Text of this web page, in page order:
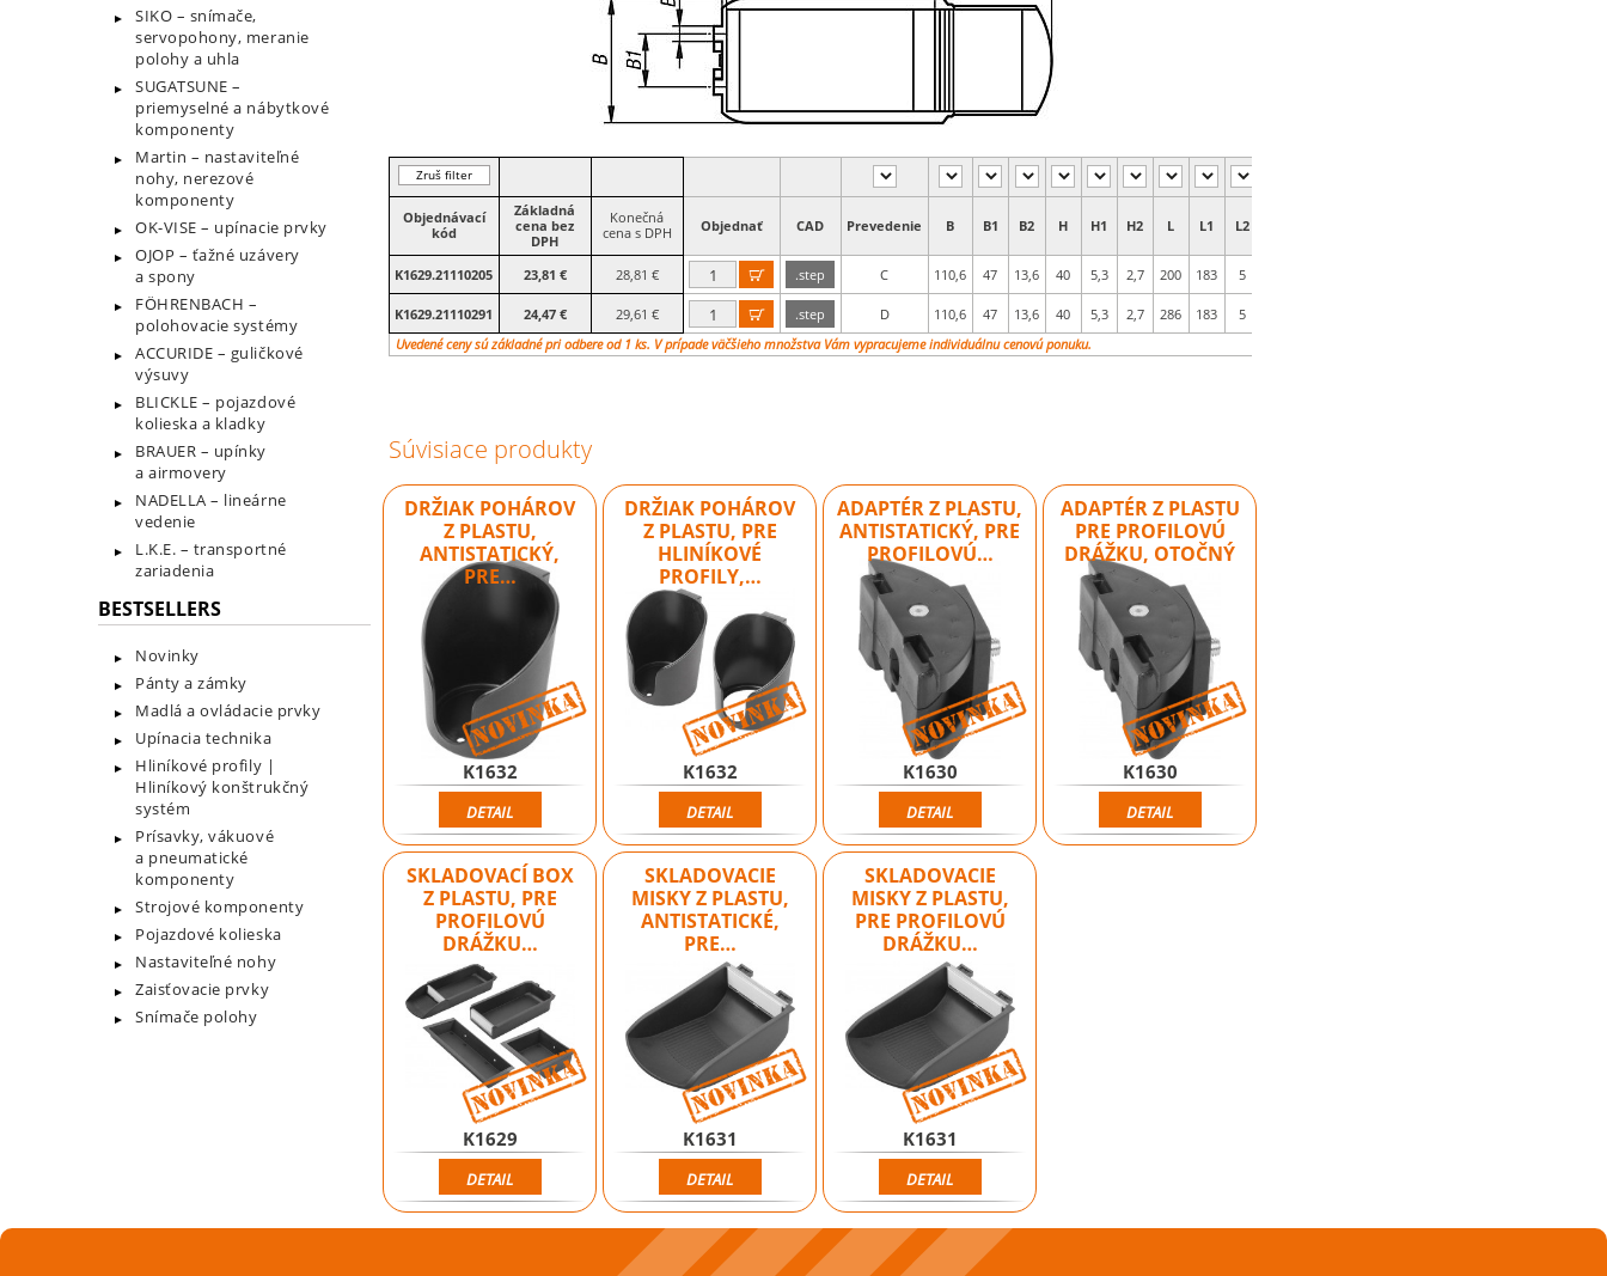
SIKO – snímače,
servopohony, meranie
polohy a uhla
SUGATSUNE –
priemyselné a nábytkové
komponenty
Martin – nastaviteľné
nohy, nerezové
komponenty
OK-VISE – upínacie prvky
OJOP – ťažné uzávery
a spony
FÖHRENBACH –
polohovacie systémy
ACCURIDE – guličkové
výsuvy
BLICKLE – pojazdové
kolieska a kladky
BRAUER – upínky
a airmovery
NADELLA – lineárne
vedenie
L.K.E. – transportné
zariadenia
BESTSELLERS
Novinky
Pánty a zámky
Madlá a ovládacie prvky
Upínacia technika
Hliníkové profily |
Hliníkový konštrukčný
systém
Prísavky, vákuové
a pneumatické
komponenty
Strojové komponenty
Pojazdové kolieska
Nastaviteľné nohy
Zaisťovacie prvky
Snímače polohy
Zruš filter
Objednávací
kód
Základná
cena bez
DPH
Konečná
cena s DPH
Objednať CAD Prevedenie B B1 B2 H H1 H2 L L1 L2
K1629.21110205 23,81 € 28,81 €  .step C 110,6 47 13,6 40 5,3 2,7 200 183 5
K1629.21110291 24,47 € 29,61 €  .step D 110,6 47 13,6 40 5,3 2,7 286 183
5
Uvedené ceny sú základné pri odbere od 1 ks. V prípade väčšieho množstva Vám vypracujeme individuálnu cenovú ponuku.
Súvisiace produkty
DRŽIAK POHÁROV
Z PLASTU,
ANTISTATICKÝ,
PRE…
Novinka
K1632
DETAIL
DRŽIAK POHÁROV
Z PLASTU, PRE
HLINÍKOVÉ
PROFILY,…
Novinka
K1632
DETAIL
ADAPTÉR Z PLASTU,
ANTISTATICKÝ, PRE
PROFILOVÚ…
Novinka
K1630
DETAIL
ADAPTÉR Z PLASTU
PRE PROFILOVÚ
DRÁŽKU, OTOČNÝ
K1630
DETAIL
SKLADOVACÍ BOX
Z PLASTU, PRE
PROFILOVÚ
DRÁŽKU…
Novinka
K1629
DETAIL
SKLADOVACIE
MISKY Z PLASTU,
ANTISTATICKÉ,
PRE…
Novinka
K1631
DETAIL
SKLADOVACIE
MISKY Z PLASTU,
PRE PROFILOVÚ
DRÁŽKU…
K1631
DETAIL